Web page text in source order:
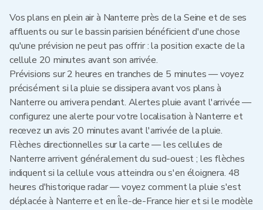
Vos plans en plein air à Nanterre près de la Seine et de ses
affluents ou sur le bassin parisien bénéficient d'une chose
qu'une prévision ne peut pas offrir : la position exacte de la
cellule 20 minutes avant son arrivée.
Prévisions sur 2 heures en tranches de 5 minutes — voyez
précisément si la pluie se dissipera avant vos plans à
Nanterre ou arrivera pendant. Alertes pluie avant l'arrivée —
configurez une alerte pour votre localisation à Nanterre et
recevez un avis 20 minutes avant l'arrivée de la pluie.
Flèches directionnelles sur la carte — les cellules de
Nanterre arrivent généralement du sud-ouest ; les flèches
indiquent si la cellule vous atteindra ou s'en éloignera. 48
heures d'historique radar — voyez comment la pluie s'est
déplacée à Nanterre et en Île-de-France hier et si le modèle